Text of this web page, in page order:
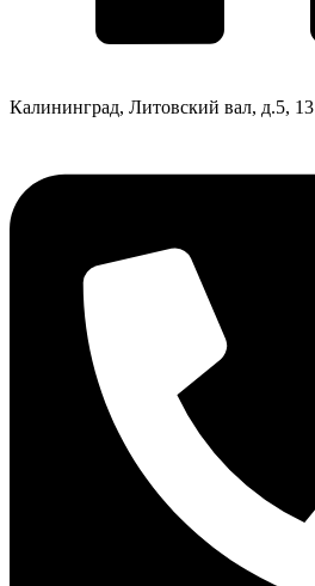
Калининград, Литовский вал, д.5, 13